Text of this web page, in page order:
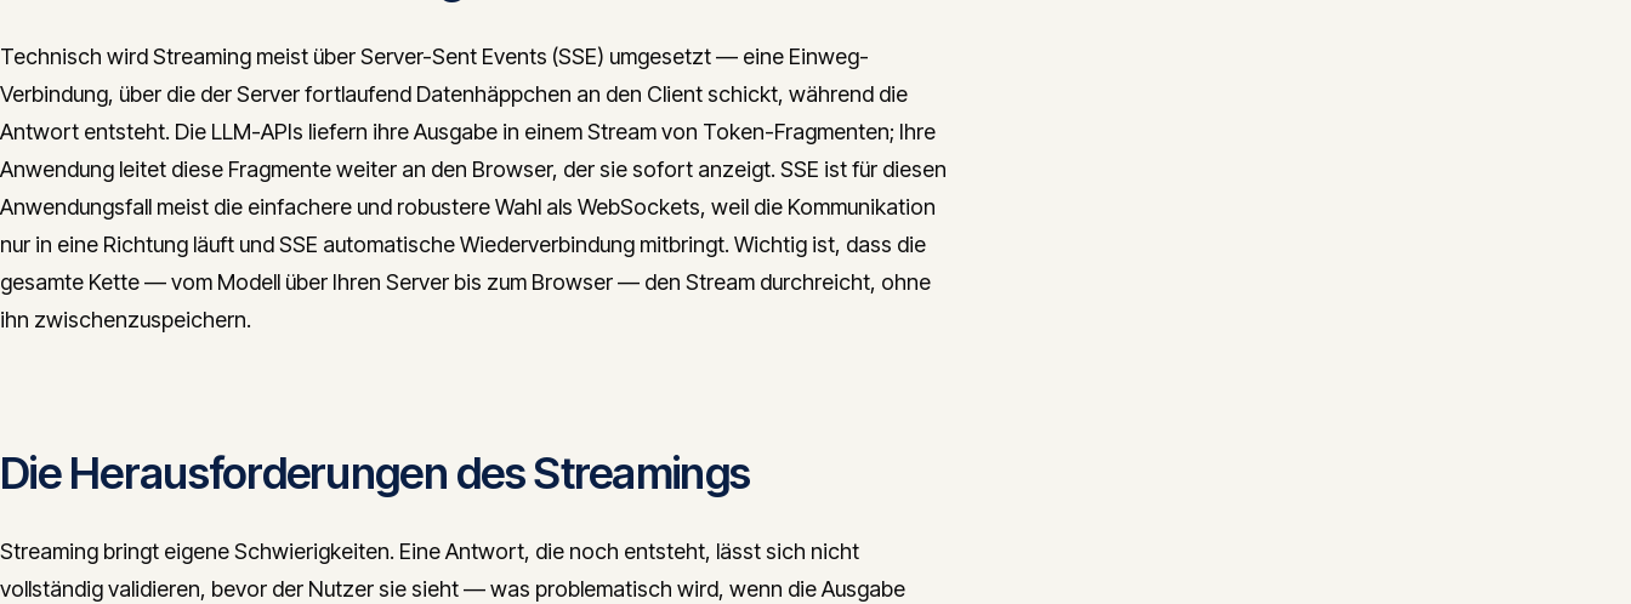
Technisch wird Streaming meist über Server-Sent Events (SSE) umgesetzt — eine Einweg-
Verbindung, über die der Server fortlaufend Datenhäppchen an den Client schickt, während die
Antwort entsteht. Die LLM-APIs liefern ihre Ausgabe in einem Stream von Token-Fragmenten; Ihre
Anwendung leitet diese Fragmente weiter an den Browser, der sie sofort anzeigt. SSE ist für diesen
Anwendungsfall meist die einfachere und robustere Wahl als WebSockets, weil die Kommunikation
nur in eine Richtung läuft und SSE automatische Wiederverbindung mitbringt. Wichtig ist, dass die
gesamte Kette — vom Modell über Ihren Server bis zum Browser — den Stream durchreicht, ohne
ihn zwischenzuspeichern.
Die Herausforderungen des Streamings
Streaming bringt eigene Schwierigkeiten. Eine Antwort, die noch entsteht, lässt sich nicht
vollständig validieren, bevor der Nutzer sie sieht — was problematisch wird, wenn die Ausgabe